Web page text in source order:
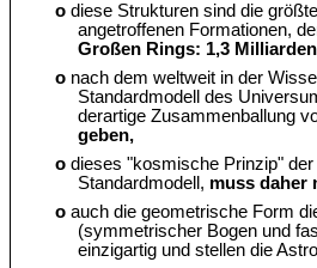
o diese Strukturen sind die
angetroffenen Formationen,
Großen Rings: 1,3
o nach dem weltweit in der
Standardmodell des
derartige Zusammenballung
geben,
o dieses "kosmische Prinzip"
Standardmodell, muss daher
o auch die geometrische Form
(symmetrischer Bogen und
einzigartig und stellen die